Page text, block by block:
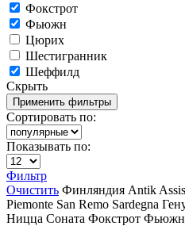
Фокстрот
Фьюжн
Цюрих
Шестигранник
Шеффилд
Скрыть
Сортировать по:
Показывать по:
Фильтр
Очистить Финляндия Antik
Piemonte San Remo Sardegna
Ницца Соната Фокстрот Фьюжн